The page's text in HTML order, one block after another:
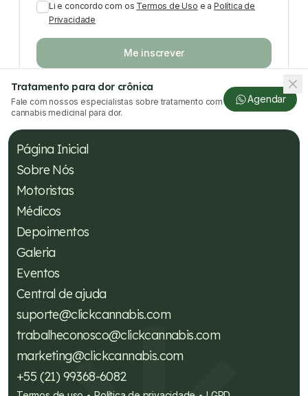
Li e concordo com os Termos de Uso e a Política de
Privacidade
Me inscrever
Tratamento para dor crônica
Fale com nossos especialistas sobre tratamento com
cannabis medicinal para dor.
Agendar
Página Inicial
Sobre Nós
Motoristas
Médicos
Depoimentos
Galeria
Eventos
Central de ajuda
suporte@clickcannabis.com
trabalheconosco@clickcannabis.com
marketing@clickcannabis.com
+55 (21) 99368-6082